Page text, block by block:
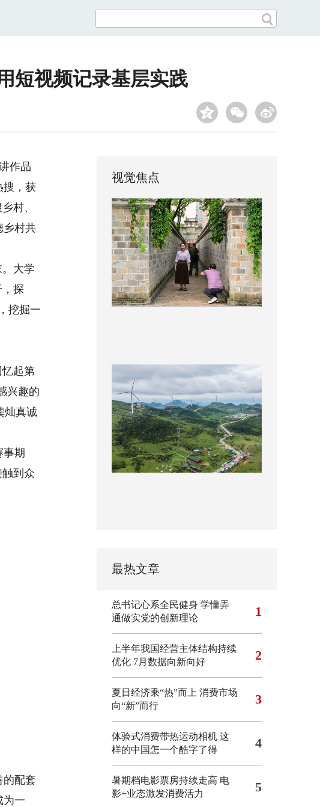
短视频记录基层实践
作品
搜，获
村、
乡村共
大学
探
挖掘一
起第
兴趣的
灿真诚
期
到众
配套
为一
视觉焦点
最热文章
总书记心系全民健身 学懂弄
通做实党的创新理论
1
上半年我国经营主体结构持续
优化 7月数据向新向好 2
夏日经济乘“热”而上 消费市场
向“新”而行
3
体验式消费带热运动相机 这
样的中国怎一个酷字了得
4
暑期档电影票房持续走高 电
影+业态激发消费活力
5